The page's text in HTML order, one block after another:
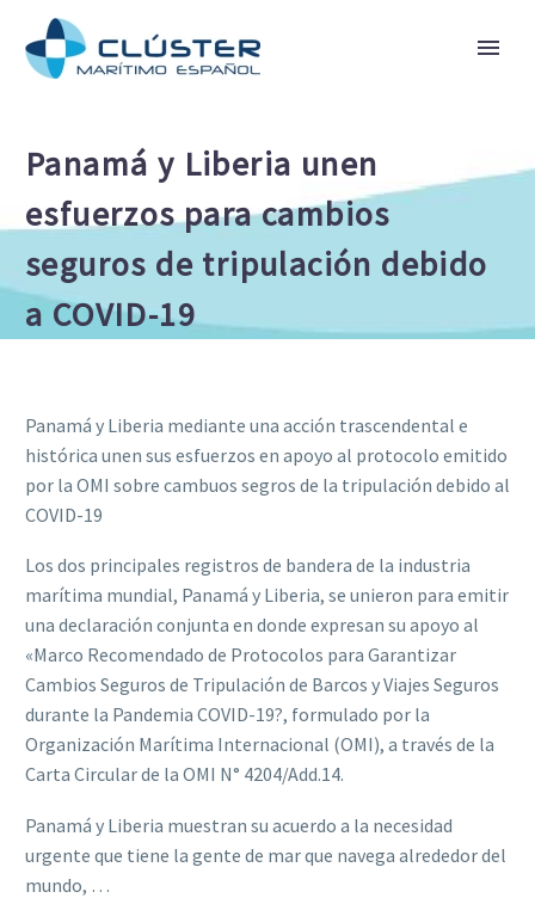
Panamá y Liberia unen
esfuerzos para cambios
seguros de tripulación debido
a COVID-19
Panamá y Liberia mediante una acción trascendental e
histórica unen sus esfuerzos en apoyo al protocolo emitido
por la OMI sobre cambuos segros de la tripulación debido al
COVID-19
Los dos principales registros de bandera de la industria
marítima mundial, Panamá y Liberia, se unieron para emitir
una declaración conjunta en donde expresan su apoyo al
«Marco Recomendado de Protocolos para Garantizar
Cambios Seguros de Tripulación de Barcos y Viajes Seguros
durante la Pandemia COVID-19?, formulado por la
Organización Marítima Internacional (OMI), a través de la
Carta Circular de la OMI N° 4204/Add.14.
Panamá y Liberia muestran su acuerdo a la necesidad
urgente que tiene la gente de mar que navega alrededor del
mundo, …